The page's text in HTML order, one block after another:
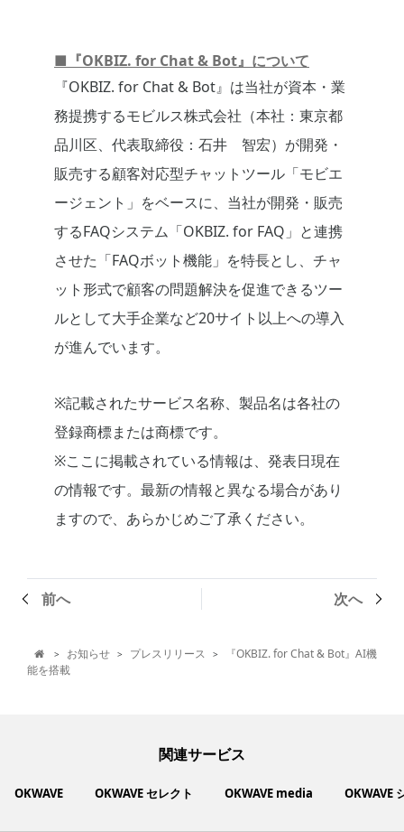
■『OKBIZ. for Chat & Bot』について
『OKBIZ. for Chat & Bot』は当社が資本・業
務提携するモビルス株式会社（本社：東京都
品川区、代表取締役：石井 智宏）が開発・
販売する顧客対応型チャットツール「モビエ
ージェント」をベースに、当社が開発・販売
するFAQシステム「OKBIZ. for FAQ」と連携
させた「FAQボット機能」を特長とし、チャ
ット形式で顧客の問題解決を促進できるツー
ルとして大手企業など20サイト以上への導入
が進んでいます。
※記載されたサービス名称、製品名は各社の
登録商標または商標です。
※ここに掲載されている情報は、発表日現在
の情報です。最新の情報と異なる場合があり
ますので、あらかじめご了承ください。
前へ 次へ
 > お知らせ > プレスリリース >
『OKBIZ. for Chat & Bot』AI機
能を搭載
関連サービス
OKWAVE OKWAVE セレクト OKWAVE media OKWAVE